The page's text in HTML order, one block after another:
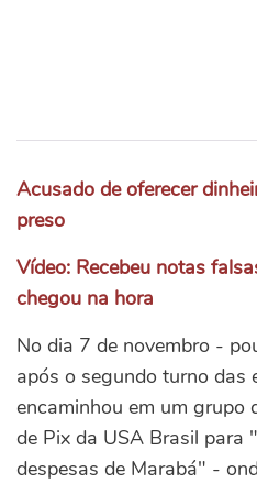
Acusado de oferecer
preso
Vídeo: Recebeu notas
chegou na hora
No dia 7 de novembro -
após o segundo turno das
encaminhou em um grupo
de Pix da USA Brasil para
despesas de Marabá" -